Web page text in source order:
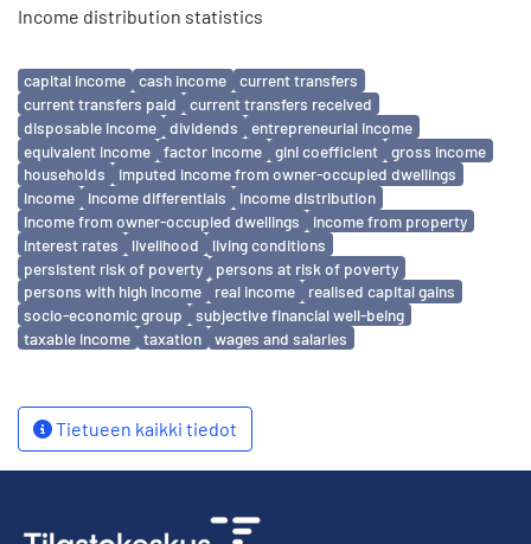
Income distribution statistics
Avainsanat
capital income cash income
current transfers
current transfers paid
current transfers received
disposable income
dividends
entrepreneurial income
equivalent income
factor income gini coefficient
gross income
households
imputed income from owner-occupied dwellings
income
income differentials
income distribution
income from owner-occupied dwellings
income from property
interest rates
livelihood
living conditions
persistent risk of poverty
persons at risk of poverty
persons with high income
real income
realised capital gains
socio-economic group
subjective financial well-being
taxable income
taxation wages and salaries
Tietueen kaikki tiedot